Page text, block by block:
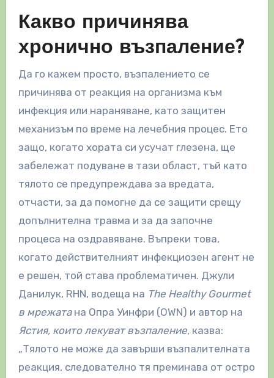
Какво причинява
хронично възпаление?
Да го кажем просто, възпалението се
причинява от реакция на организма към
инфекция или нараняване, като защитен
механизъм по време на лечебния процес. Ето
защо, когато хората си усучат глезена, ще
забележат подуване в тази област, тъй като
тялото се предупреждава за вредата,
отчасти, за да помогне да се защити срещу
допълнителна травма и за да започне
процеса на оздравяване. Въпреки това,
когато действителният инфекциозен агент не
е решен, той става проблематичен. Джули
Данилук, RHN, водеща на The Healthy Gourmet
в мрежатана Опра Уинфри (OWN) и автор на
Ястия, които лекуват възпаление, казва:
„Tялото не може да завърши възпалителната
реакция, следователно тя преминава от остро